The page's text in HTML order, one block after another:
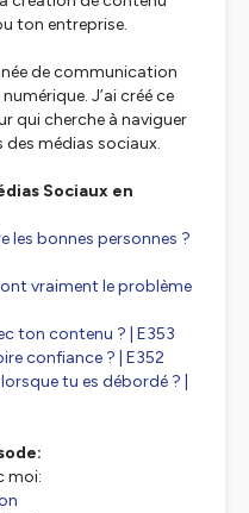
ton entreprise.
de communication
J’ai créé ce
qui cherche à naviguer
des médias sociaux.
Sociaux en
bonnes personnes ?
vraiment le problème
ton contenu ? | E353
confiance ? | E352
tu es débordé ? |
moi: